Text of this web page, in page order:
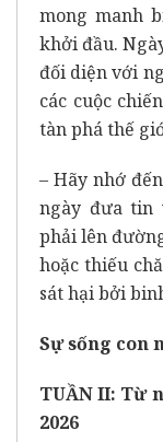
mong manh
khởi đầu.
đối diện với
các cuộc
tàn phá thế
– Hãy nhớ
ngày đưa tin
phải lên
hoặc thiếu
sát hại bởi
Sự sống con
TUẦN II: Từ
2026